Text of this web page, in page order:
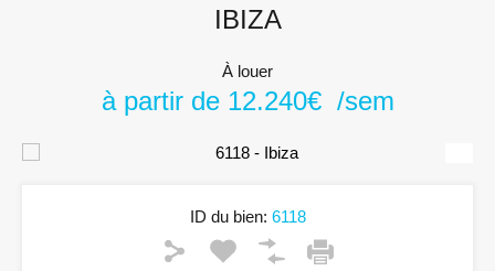
IBIZA
À louer
à partir de 12.240€ /sem
ID du bien: 6118